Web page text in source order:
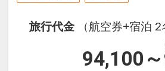
旅行代金
（航空券+宿泊
94,100